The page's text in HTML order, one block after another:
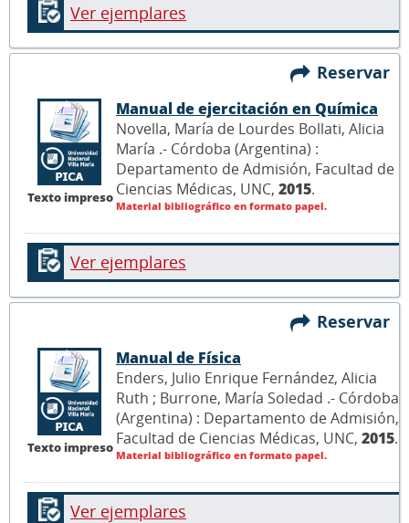
Ver ejemplares
Reservar
Texto impreso
Manual de ejercitación en Química
Novella, María de Lourdes Bollati, Alicia
María .- Córdoba (Argentina) :
Departamento de Admisión, Facultad de
Ciencias Médicas, UNC, 2015.
Material bibliográfico en formato papel.
Ver ejemplares
Reservar
Texto impreso
Manual de Física
Enders, Julio Enrique Fernández, Alicia
Ruth ; Burrone, María Soledad .- Córdoba
(Argentina) : Departamento de Admisión,
Facultad de Ciencias Médicas, UNC, 2015.
Material bibliográfico en formato papel.
Ver ejemplares